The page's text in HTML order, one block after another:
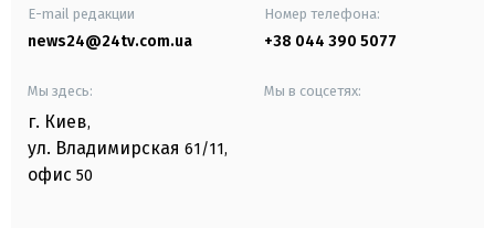
E-mail редакции
news24@24tv.com.ua
Номер телефона:
+38 044 390 5077
Мы здесь:
г. Киев,
ул. Владимирская 61/11,
офис 50
Мы в соцсетях: